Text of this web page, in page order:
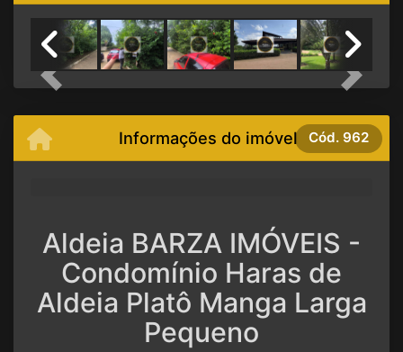
Previous Next
Informações do imóvel Cód. 962
Aldeia BARZA IMÓVEIS -
Condomínio Haras de
Aldeia Platô Manga Larga
Pequeno